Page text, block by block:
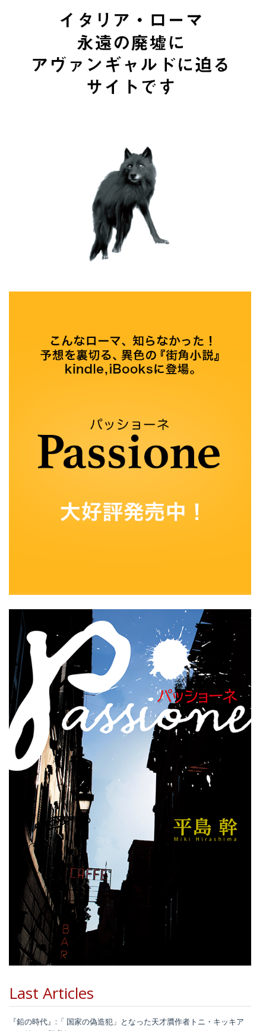
Last Articles
『鉛の時代』:「 国家の偽造犯」となった天才贋作者トニ・キッキア